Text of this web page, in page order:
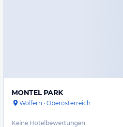
MONTEL PARK
Wolfern · Oberösterreich
Keine Hotelbewertungen